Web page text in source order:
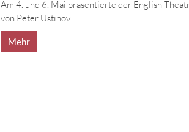
Am 4. und 6. Mai präsentierte der English
von Peter Ustinov. ...
Mehr